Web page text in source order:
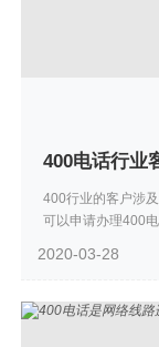
400电话行业
400行业的客户涉
可以申请办理400
盟、保...
2020-03-28